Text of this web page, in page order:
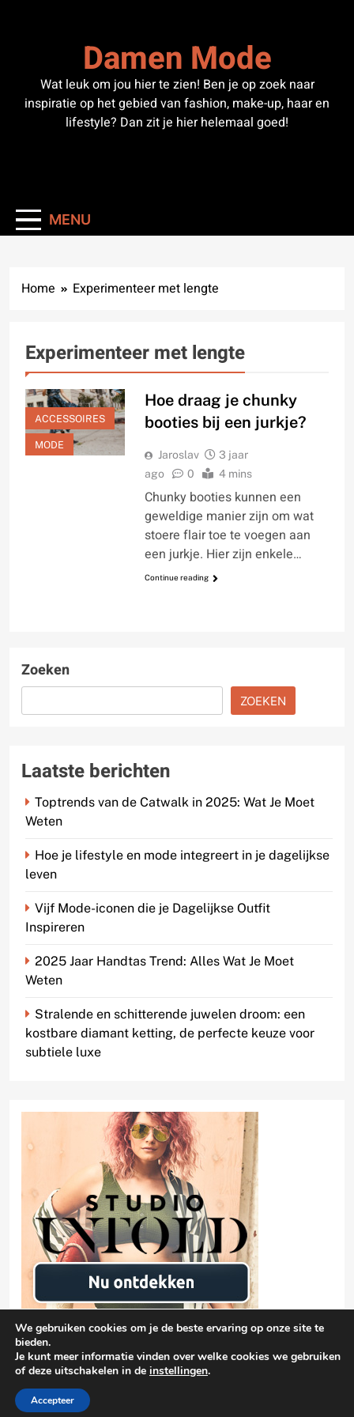
Damen Mode
Wat leuk om jou hier te zien! Ben je op zoek naar
inspiratie op het gebied van fashion, make-up, haar en
lifestyle? Dan zit je hier helemaal goed!
MENU
Home Experimenteer met lengte
Experimenteer met lengte
ACCESSOIRES
MODE
Hoe draag je chunky
booties bij een jurkje?
Jaroslav
3 jaar
ago
0 4 mins
Chunky booties kunnen een
geweldige manier zijn om wat
stoere flair toe te voegen aan
een jurkje. Hier zijn enkele…
Continue reading
Zoeken
ZOEKEN
Laatste berichten
Toptrends van de Catwalk in 2025: Wat Je Moet
Weten
Hoe je lifestyle en mode integreert in je dagelijkse
leven
Vijf Mode-iconen die je Dagelijkse Outfit
Inspireren
2025 Jaar Handtas Trend: Alles Wat Je Moet
Weten
Stralende en schitterende juwelen droom: een
kostbare diamant ketting, de perfecte keuze voor
subtiele luxe
damen-mode.net 2026 |
We gebruiken cookies om je de beste ervaring op onze site te
bieden.
Je kunt meer informatie vinden over welke cookies we gebruiken
of deze uitschakelen in de instellingen.
Accepteer